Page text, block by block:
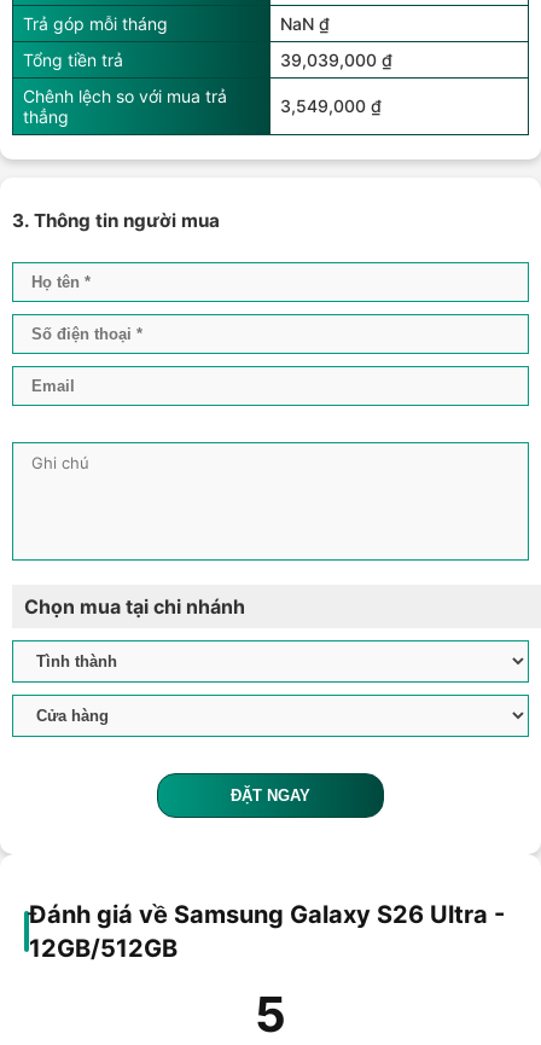
Trả góp mỗi tháng
NaN ₫
Tổng tiền trả
39,039,000 ₫
Chênh lệch so với mua trả
thẳng
3,549,000 ₫
3. Thông tin người mua
Chọn mua tại chi nhánh
ĐẶT NGAY
Đánh giá về Samsung Galaxy S26 Ultra -
12GB/512GB
5